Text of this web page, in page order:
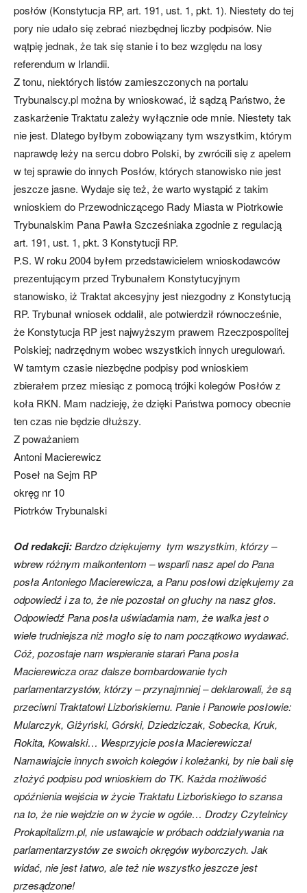
posłów (Konstytucja RP, art. 191, ust. 1, pkt. 1). Niestety do tej
pory nie udało się zebrać niezbędnej liczby podpisów. Nie
wątpię jednak, że tak się stanie i to bez względu na losy
referendum w Irlandii.
Z tonu, niektórych listów zamieszczonych na portalu
Trybunalscy.pl można by wnioskować, iż sądzą Państwo, że
zaskarżenie Traktatu zależy wyłącznie ode mnie. Niestety tak
nie jest. Dlatego byłbym zobowiązany tym wszystkim, którym
naprawdę leży na sercu dobro Polski, by zwrócili się z apelem
w tej sprawie do innych Posłów, których stanowisko nie jest
jeszcze jasne. Wydaje się też, że warto wystąpić z takim
wnioskiem do Przewodniczącego Rady Miasta w Piotrkowie
Trybunalskim Pana Pawła Szcześniaka zgodnie z regulacją
art. 191, ust. 1, pkt. 3 Konstytucji RP.
P.S. W roku 2004 byłem przedstawicielem wnioskodawców
prezentującym przed Trybunałem Konstytucyjnym
stanowisko, iż Traktat akcesyjny jest niezgodny z Konstytucją
RP. Trybunał wniosek oddalił, ale potwierdził równocześnie,
że Konstytucja RP jest najwyższym prawem Rzeczpospolitej
Polskiej; nadrzędnym wobec wszystkich innych uregulowań.
W tamtym czasie niezbędne podpisy pod wnioskiem
zbierałem przez miesiąc z pomocą trójki kolegów Posłów z
koła RKN. Mam nadzieję, że dzięki Państwa pomocy obecnie
ten czas nie będzie dłuższy.
Z poważaniem
Antoni Macierewicz
Poseł na Sejm RP
okręg nr 10
Piotrków Trybunalski
Od redakcji:Bardzo dziękujemy tym wszystkim, którzy –
wbrew różnym malkontentom – wsparli nasz apel do Pana
posła Antoniego Macierewicza, a Panu posłowi dziękujemy za
odpowiedź i za to, że nie pozostał on głuchy na nasz głos.
Odpowiedź Pana posła uświadamia nam, że walka jest o
wiele trudniejsza niż mogło się to nam początkowo wydawać.
Cóż, pozostaje nam wspieranie starań Pana posła
Macierewicza oraz dalsze bombardowanie tych
parlamentarzystów, którzy – przynajmniej – deklarowali, że są
przeciwni Traktatowi Lizbońskiemu. Panie i Panowie posłowie:
Mularczyk, Giżyński, Górski, Dziedziczak, Sobecka, Kruk,
Rokita, Kowalski… Wesprzyjcie posła Macierewicza!
Namawiajcie innych swoich kolegów i koleżanki, by nie bali się
złożyć podpisu pod wnioskiem do TK. Każda możliwość
opóźnienia wejścia w życie Traktatu Lizbońskiego to szansa
na to, że nie wejdzie on w życie w ogóle… Drodzy Czytelnicy
Prokapitalizm.pl, nie ustawajcie w próbach oddziaływania na
parlamentarzystów ze swoich okręgów wyborczych. Jak
widać, nie jest łatwo, ale też nie wszystko jeszcze jest
przesądzone!